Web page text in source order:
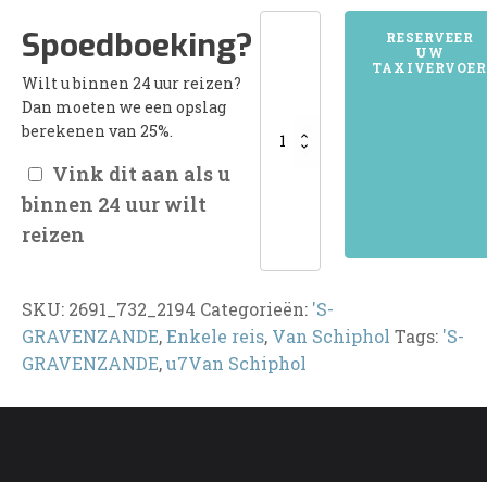
Spoedboeking?
Wilt u binnen 24 uur reizen?
Dan moeten we een opslag
berekenen van 25%.
Vink dit aan als u
binnen 24 uur wilt
reizen
GRAVENZANDE
RESERVEER
UW
TAXIVERVOER
SKU: 2691_732_2194 Categorieën: 'S-
GRAVENZANDE,Enkele reis, Van Schiphol Tags: 'S-
GRAVENZANDE,u7Van Schiphol